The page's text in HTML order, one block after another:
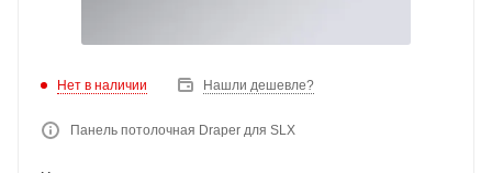
Нет в наличии Нашли дешевле?
Панель потолочная Draper для SLX